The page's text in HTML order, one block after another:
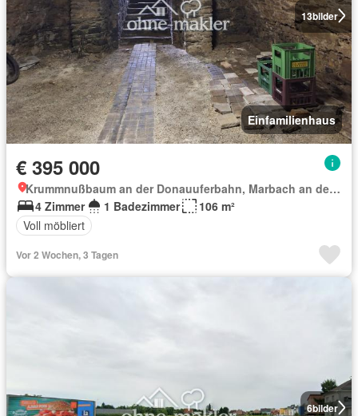
13bilder
Einfamilienhaus
€ 395 000
Krummnußbaum an der Donauuferbahn, Marbach an der Donau
4 Zimmer
1 Badezimmer
106 m²
Voll möbliert
Vor 2 Wochen, 3 Tagen
6bilder